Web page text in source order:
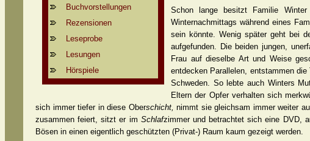
Buchvorstellungen
Rezensionen
Leseprobe
Lesungen
Hörspiele
Schon lange besitzt Familie
Winternachmittags während eines
sein könnte. Wenig später geht bei
aufgefunden. Die beiden jungen,
Frau auf dieselbe Art und Weise
entdecken Parallelen, entstammen
Schweden. So lebte auch Winters
Eltern der Opfer verhalten sich
sich immer tiefer in diese Oberschicht, nimmt sie gleichsam immer weiter
zusammen feiert, sitzt er im Schlafzimmer und betrachtet sich eine DVD,
Bösen in einen eigentlich geschützten (Privat-) Raum kaum gezeigt werden.